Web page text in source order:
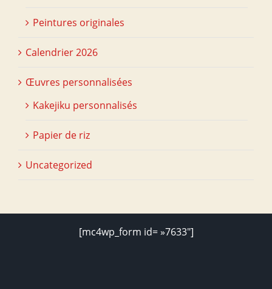
Peintures originales
Calendrier 2026
Œuvres personnalisées
Kakejiku personnalisés
Papier de riz
Uncategorized
[mc4wp_form id= »7633″]